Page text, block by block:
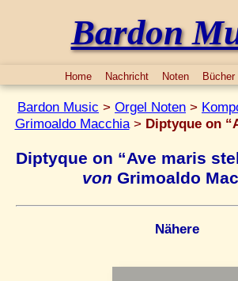
Bardon
Home Nachricht Noten Bücher
Bardon Music > Orgel Noten >
Grimoaldo Macchia> Diptyque on
Diptyque on “Ave maris
von Grimoaldo
Nähere